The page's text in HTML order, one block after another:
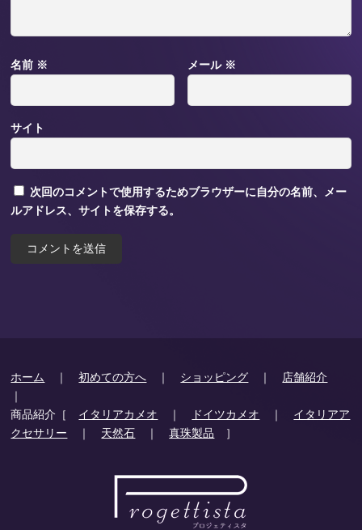
名前 ※ メール ※
サイト
次回のコメントで使用するためブラウザーに自分の名前、メー
ルアドレス、サイトを保存する。
ホーム ｜初めての方へ ｜ ショッピング ｜ 店舗紹介
｜
商品紹介［ イタリアカメオ ｜ ドイツカメオ ｜ イタリアア
クセサリー ｜ 天然石 ｜真珠製品 ］